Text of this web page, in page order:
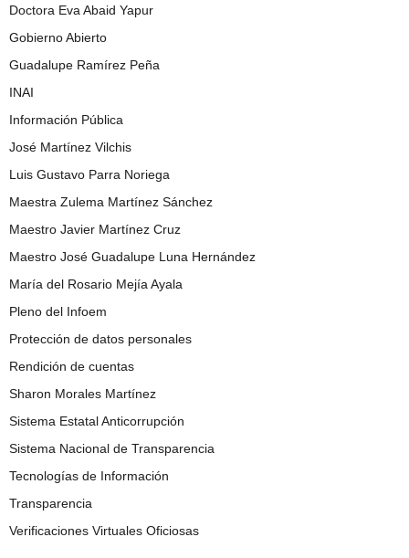
Doctora Eva Abaid Yapur
Gobierno Abierto
Guadalupe Ramírez Peña
INAI
Información Pública
José Martínez Vilchis
Luis Gustavo Parra Noriega
Maestra Zulema Martínez Sánchez
Maestro Javier Martínez Cruz
Maestro José Guadalupe Luna Hernández
María del Rosario Mejía Ayala
Pleno del Infoem
Protección de datos personales
Rendición de cuentas
Sharon Morales Martínez
Sistema Estatal Anticorrupción
Sistema Nacional de Transparencia
Tecnologías de Información
Transparencia
Verificaciones Virtuales Oficiosas